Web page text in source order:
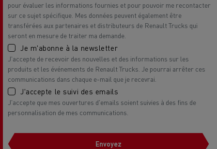
pour évaluer les informations fournies et pour pouvoir me recontacter
sur ce sujet spécifique. Mes données peuvent également être
transférées aux partenaires et distributeurs de Renault Trucks qui
seront en mesure de traiter ma demande.
Je m'abonne à la newsletter
J'accepte de recevoir des nouvelles et des informations sur les
produits et les événements de Renault Trucks. Je pourrai arrêter ces
communications dans chaque e-mail que je recevrai.
J'accepte le suivi des emails
J'accepte que mes ouvertures d'emails soient suivies à des fins de
personnalisation de mes communications.
Envoyez